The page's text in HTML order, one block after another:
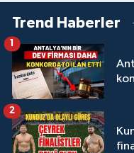
Trend Haberler
1
2